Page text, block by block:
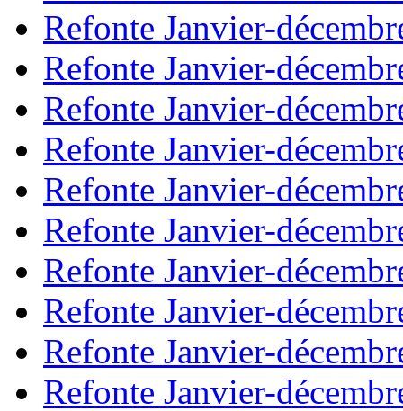
Refonte Janvier-
Refonte Janvier-
Refonte Janvier-
Refonte Janvier-
Refonte Janvier-
Refonte Janvier-
Refonte Janvier-
Refonte Janvier-
Refonte Janvier-
Refonte Janvier-